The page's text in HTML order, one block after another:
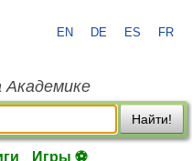
EN DE ES FR
Академике
Найти!
Игры ⚽